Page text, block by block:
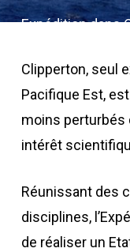
Expédition dans
Clipperton, seul
Pacifique Est,
moins perturbés
intérêt
Réunissant des
disciplines,
de réaliser un